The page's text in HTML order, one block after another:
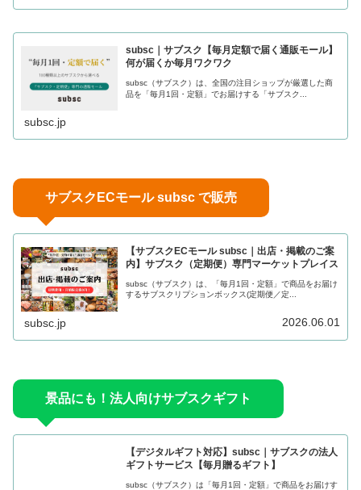
subsc｜サブスク【毎月定額で届く通販モール】
何が届くか毎月ワクワク
subsc（サブスク）は、全国の注目ショップが厳選した商
品を「毎月1回・定額」でお届けする「サブスク...
subsc.jp
サブスクECモール subsc で販売
【サブスクECモール subsc｜出店・掲載のご案
内】サブスク（定期便）専門マーケットプレイス
subsc（サブスク）は、「毎月1回・定額」で商品をお届け
するサブスクリプションボックス(定期便／定...
subsc.jp 2026.06.01
景品にも！法人向けサブスクギフト
【デジタルギフト対応】subsc｜サブスクの法人
ギフトサービス【毎月贈るギフト】
subsc（サブスク）は「毎月1回・定額」で商品をお届けす